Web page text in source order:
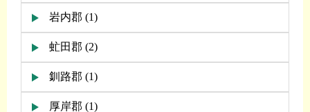
岩内郡 (1)
虻田郡 (2)
釧路郡 (1)
厚岸郡 (1)